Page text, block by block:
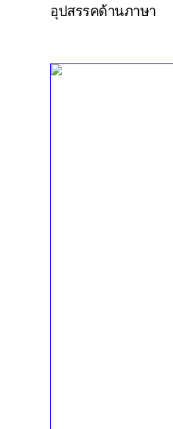
อุปสรรคด้านภาษา